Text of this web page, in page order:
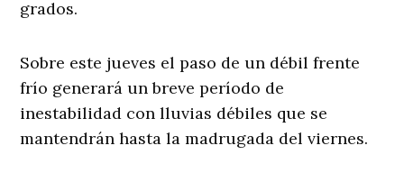
grados.
Sobre este jueves el paso de un débil frente
frío generará un breve período de
inestabilidad con lluvias débiles que se
mantendrán hasta la madrugada del viernes.